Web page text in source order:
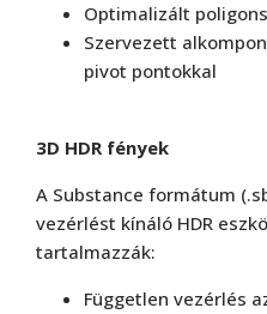
Optimalizált
Szervezett
pivot pontokkal
3D HDR fények
A Substance formátum
vezérlést kínáló HDR
tartalmazzák:
Független vezérlés